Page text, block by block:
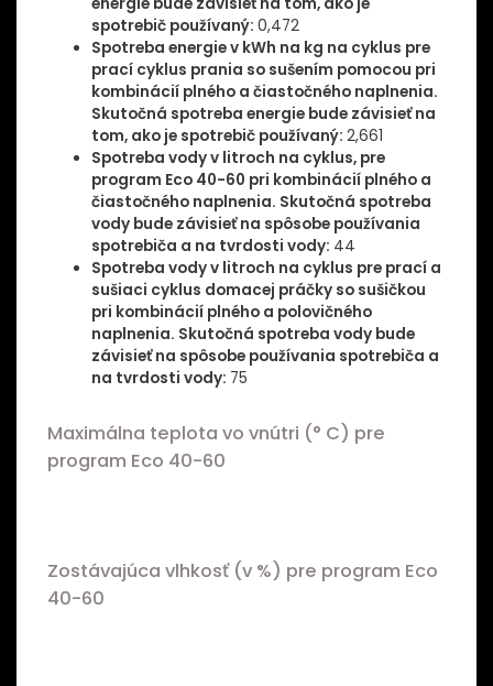
spotrebič používaný: 0,472
Spotreba energie v kWh na kg na cyklus pre
prací cyklus prania so sušením pomocou pri
kombinácií plného a čiastočného naplnenia.
Skutočná spotreba energie bude závisieť na
tom, ako je spotrebič používaný: 2,661
Spotreba vody v litroch na cyklus, pre
program Eco 40-60 pri kombinácií plného a
čiastočného naplnenia. Skutočná spotreba
vody bude závisieť na spôsobe používania
spotrebiča a na tvrdosti vody: 44
Spotreba vody v litroch na cyklus pre prací a
sušiaci cyklus domacej práčky so sušičkou
pri kombinácií plného a polovičného
naplnenia. Skutočná spotreba vody bude
závisieť na spôsobe používania spotrebiča a
na tvrdosti vody: 75
Maximálna teplota vo vnútri (° C) pre
program Eco 40-60
Zostávajúca vlhkosť (v %) pre program Eco
40-60